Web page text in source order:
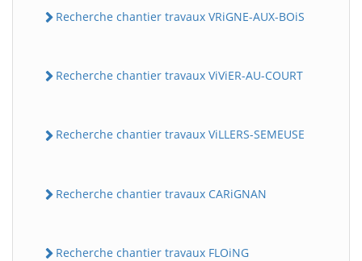
Recherche chantier travaux VRiGNE-AUX-BOiS
Recherche chantier travaux ViViER-AU-COURT
Recherche chantier travaux ViLLERS-SEMEUSE
Recherche chantier travaux CARiGNAN
Recherche chantier travaux FLOiNG